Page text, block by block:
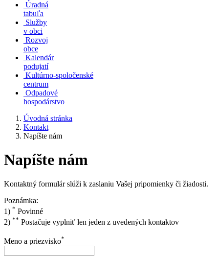
Úradná
tabuľa
Služby
v obci
Rozvoj
obce
Kalendár
podujatí
Kultúrno-spoločenské
centrum
Odpadové
hospodárstvo
Úvodná stránka
Kontakt
Napíšte nám
Napíšte nám
Kontaktný formulár slúži k zaslaniu Vašej pripomienky či žiadosti.
Poznámka:
1) * Povinné
2) ** Postačuje vyplniť len jeden z uvedených kontaktov
Meno a priezvisko*